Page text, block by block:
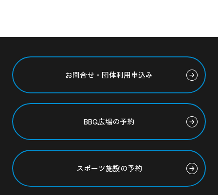
お問合せ・団体利用申込み
BBQ広場の予約
スポーツ施設の予約